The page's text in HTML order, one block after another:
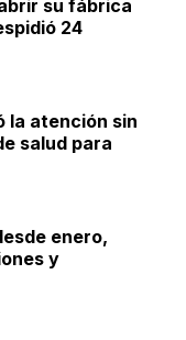
su fábrica
24
la atención sin
salud para
enero,
y